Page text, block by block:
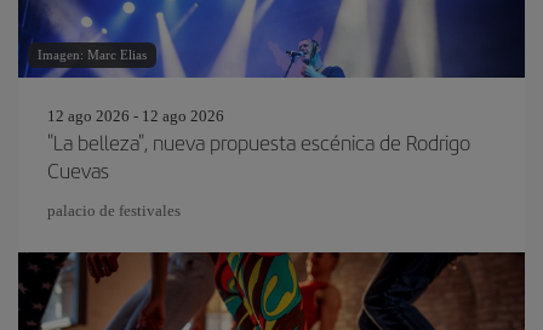
Imagen: Marc Elias
12 ago 2026 - 12 ago 2026
"La belleza", nueva propuesta escénica de Rodrigo
Cuevas
palacio de festivales